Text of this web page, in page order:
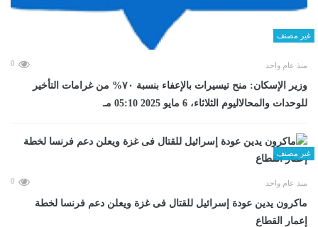
غير مصنف
منذ عام واحد 0
وزير الإسكان: منح تيسيرات بالإعفاء بنسبة ٧٠% من غرامات التأخير
للوحدات والمحالاليوم الثلاثاء، 6 مايو 2025 05:10 مـ
غير مصنف
منذ عام واحد 0
ماكرون يدين عودة إسرائيل للقتال فى غزة ويعلن دعم فرنسا لخطة
إعمار القطاع